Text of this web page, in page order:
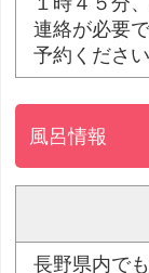
連絡が必要
予約ください
風呂情報
長野県内で